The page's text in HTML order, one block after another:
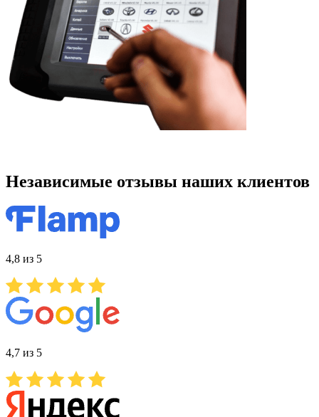
Независимые отзывы наших клиентов
4,8 из 5
4,7 из 5